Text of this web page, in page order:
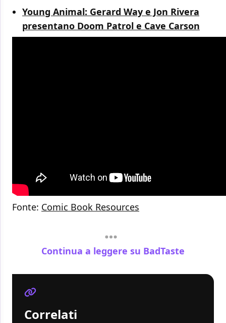
Young Animal: Gerard Way e Jon Rivera
presentano Doom Patrol e Cave Carson
Fonte: Comic Book Resources
Continua a leggere su BadTaste
Correlati